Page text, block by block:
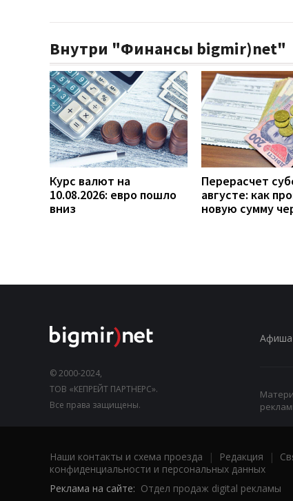
Внутри "Финансы bigmir)net"
Курс валют на
10.08.2026: евро пошло
вниз
Перерасчет
августе: как
новую сумму
© 2000-2024,
ТОВ «КЕПРЕЙТ ПАРТНЕРС».
Все права защищены.
Афиша
Наши контакты и схема проезда | Редакция |
конфиденциальности и персональных данных
Реклама на сайте: Отдел продаж digital рекламы